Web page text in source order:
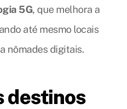
5G, que melhora a
até mesmo locais
nômades digitais.
destinos